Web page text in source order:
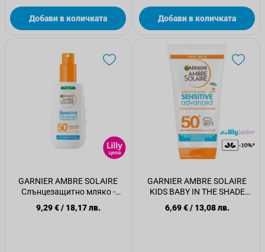
Добави в количката Добави в количката
GARNIER AMBRE SOLAIRE
Слънцезащитно мляко -
9,29 €/ 18,17 лв.
GARNIER AMBRE SOLAIRE
KIDS BABY IN THE SHADE
50 мл
6,69 €/ 13,08 лв.